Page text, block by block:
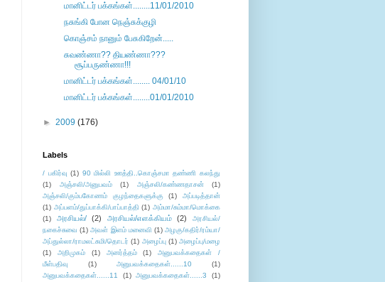
மானிட்டர் பக்கங்கள்........11/01/2010
நசுங்கி போன நெஞ்சுக்குழி
கொஞ்சம் நானும் பேசுகிறேன்.....
சுவண்ணா?? தியண்ணா???
சூப்பருண்ணா!!!
மானிட்டர் பக்கங்கள்........ 04/01/10
மானிட்டர் பக்கங்கள்........01/01/2010
► 2009 (176)
Labels
/ பகிர்வு (1) 90 மில்லி ஊத்தி..கொஞ்சமா தண்ணி கலந்து
(1)
அஞ்சலி/அனுபவம் (1) அஞ்சலி/கண்ணதாசன்
(1)
அஞ்சலி/கும்பகோணம் குழந்தைகளுக்கு
(1)
அப்படித்தான்
(1) அப்பளம்/துப்பாக்கி/பாப்பாத்தி (1) அம்மா/சும்மா/மொக்கை
(1)
அரசியல்/ (2) அரசியல்/எளக்கியம் (2)
அரசியல்/
நகைச்சுவை (1) அவள் இளம் மனைவி (1) அழகு/கதிர்/ரம்யா/
அப்துல்லா/ராமலட்சுமி/தொடர் (1) அழைப்பு (1) அழைப்பு/மழை
(1)
அறிமுகம் (1) அனர்த்தம் (1)
அனுபவக்கதைகள் /
மீள்பதிவு
(1) அனுபவக்கதைகள்......10
(1)
அனுபவக்கதைகள்......11
(1) அனுபவக்கதைகள்......3
(1)